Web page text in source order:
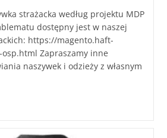
strażacka według projektu MDP
dostępny jest w naszej
https://magento.haft-
Zapraszamy inne
naszywek i odzieży z własnym